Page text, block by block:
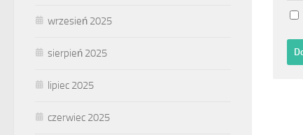
wrzesień 2025
sierpień 2025
lipiec 2025
czerwiec 2025